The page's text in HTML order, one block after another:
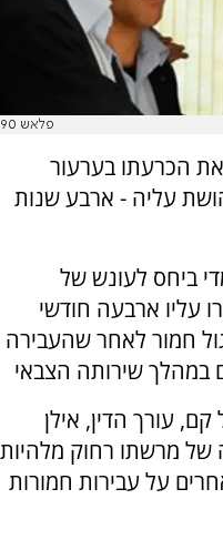
פלאש 90
הכרעתו בערעור
עליה - ארבע שנות
ביחס לעונש של
עליו ארבעה חודשי
חמור לאחר שהעבירה
במהלך שירותה הצבאי
עורך הדין, אילן
גזר דינה של מרשתו רחוק מלהיות
על עבירות חמורות